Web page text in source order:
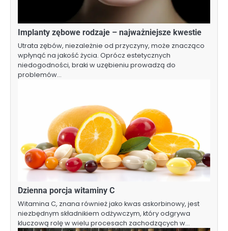
Implanty zębowe rodzaje – najważniejsze kwestie
Utrata zębów, niezależnie od przyczyny, może znacząco
wpłynąć na jakość życia. Oprócz estetycznych
niedogodności, braki w uzębieniu prowadzą do
problemów…
Dzienna porcja witaminy C
Witamina C, znana również jako kwas askorbinowy, jest
niezbędnym składnikiem odżywczym, który odgrywa
kluczową rolę w wielu procesach zachodzących w…